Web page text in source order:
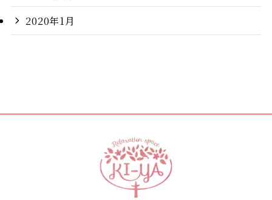
2020年1月